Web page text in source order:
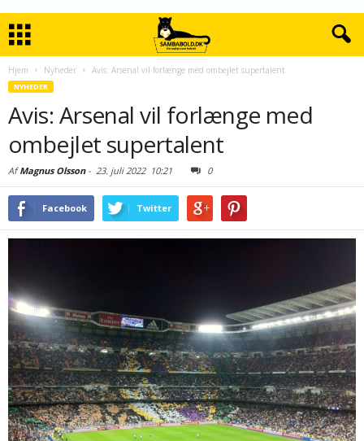
Hjem Nyheder Avis: Arsenal vil forlænge med ombejlet supertalent
NYHEDER
Avis: Arsenal vil forlænge med
ombejlet supertalent
AfMagnus Olsson- 23. juli 202210:21 0
Facebook Twitter